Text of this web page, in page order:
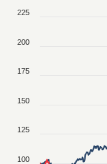
Chart
The chart has 1 X
The chart has 1 Y
100
125
150
175
200
225